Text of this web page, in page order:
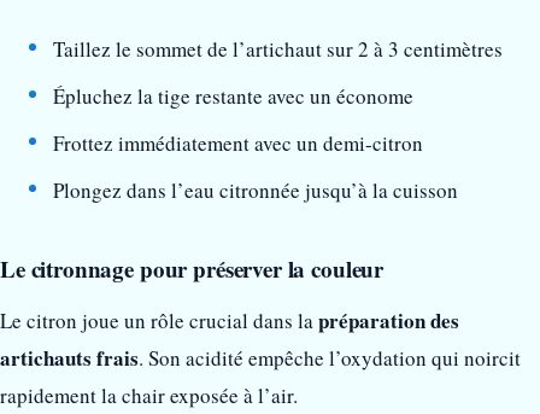
Taillez le sommet de l’artichaut sur 2 à 3 centimètres
Épluchez la tige restante avec un économe
Frottez immédiatement avec un demi-citron
Plongez dans l’eau citronnée jusqu’à la cuisson
Le citronnage pour préserver la couleur
Le citron joue un rôle crucial dans lapréparation des
artichauts frais. Son acidité empêche l’oxydation qui noircit
rapidement la chair exposée à l’air.